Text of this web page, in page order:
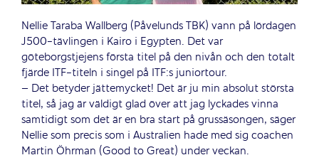
Nellie Taraba Wallberg (Påvelunds TBK) vann på lördagen
J500-tävlingen i Kairo i Egypten. Det var
göteborgstjejens första titel på den nivån och den totalt
fjärde ITF-titeln i singel på ITF:s juniortour.
– Det betyder jättemycket! Det är ju min absolut största
titel, så jag är väldigt glad över att jag lyckades vinna
samtidigt som det är en bra start på grussäsongen, säger
Nellie som precis som i Australien hade med sig coachen
Martin Öhrman (Good to Great) under veckan.